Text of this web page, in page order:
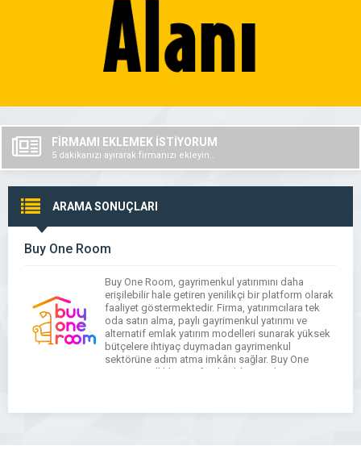
FİRMAMI EKLEMEK İSTİYORUM
5 dakikanızı ayırarak firmanızı ekleyin..
ARAMA SONUÇLARI
Buy One Room
Buy One Room, gayrimenkul yatırımını daha
erişilebilir hale getiren yenilikçi bir platform olarak
faaliyet göstermektedir. Firma, yatırımcılara tek
oda satın alma, paylı gayrimenkul yatırımı ve
alternatif emlak yatırım modelleri sunarak yüksek
bütçelere ihtiyaç duymadan gayrimenkul
sektörüne adım atma imkânı sağlar. Buy One
Room, özellikle pasif gelir elde etmek isteyen